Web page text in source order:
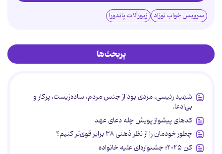
سرویس خواب نوزاد زیورآلات پاندورا
پربحث‌ها
شهید رئیسی، مردی بود از جنس مردم، ساده‌زیست، پرکار و
بی‌ادعا.
کدهای پیشواز پویش چله دعای عهد
چطور خودمان را از نظر ذهنی ۳۸ برابر قوی‌تر کنیم؟
کن ۲۰۲۵؛ جشنواره‌ای علیه خانواده